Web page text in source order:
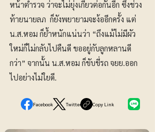
หน้าตำรวจ ว่าจะไม่ยุ่งเกี่ยวต่อกันอีก ซึ่งช่วง
ท้ายนายลภ ก็ยังพยายามจะง้ออีกครั้ง แต่
น.ส.หอม ก็ย้ำหนักแน่นว่า “ถึงแม้ไม่มีผัว
ใหม่ก็ไม่กลับไปคืนดี ขออยู่กับลูกหลานดี
กว่า” จากนั้น น.ส.หอม ก็ขับขี่รถ จยย.ออก
ไปอย่างไม่ใยดี.
Facebook Twitter Copy Link